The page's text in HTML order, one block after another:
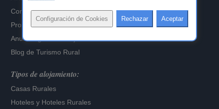
Configuración de Cookies
Propietarios alojamientos
Anuncia gratis tu alojamiento
Blog de Turismo Rural
Tipos de alojamiento:
Casas Rurales
Hoteles y Hoteles Rurales